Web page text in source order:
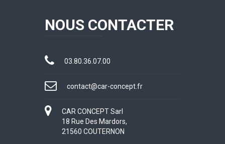
NOUS CONTACTER
03.80.36.07.00
contact@car-concept.fr
CAR CONCEPT Sarl
18 Rue Des Mardors,
21560 COUTERNON